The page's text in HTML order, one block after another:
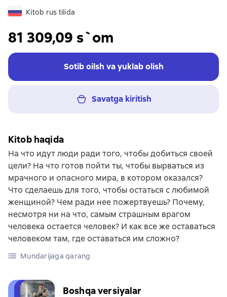
Kitob rus tilida
81 309,09 s`om
Sotib oilsh va yuklab olish
Savatga kiritish
Kitob haqida
На что идут люди ради того, чтобы добиться своей
цели? На что готов пойти ты, чтобы вырваться из
мрачного и опасного мира, в котором оказался?
Что сделаешь для того, чтобы остаться с любимой
женщиной? Чем ради нее пожертвуешь? Почему,
несмотря ни на что, самым страшным врагом
человека остается человек? И как все же оставаться
человеком там, где оставаться им сложно?
Mundarijaga qarang
Boshqa versiyalar